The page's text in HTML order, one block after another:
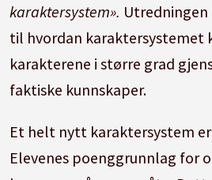
karaktersystem».
til hvordan karaktersystemet
karakterene i større grad
faktiske kunnskaper.
Et helt nytt karaktersystem
Elevenes poenggrunnlag for